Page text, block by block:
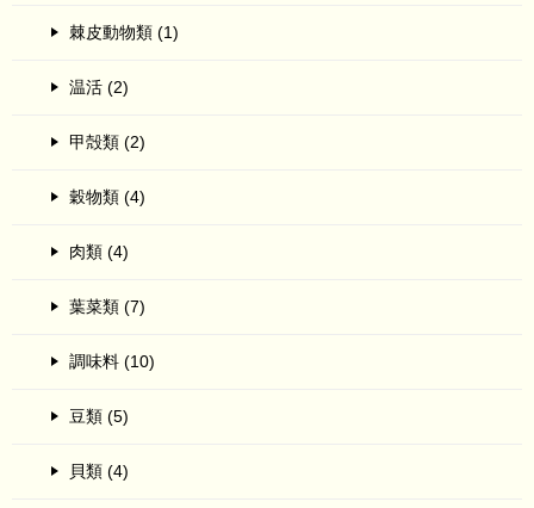
棘皮動物類 (1)
温活 (2)
甲殻類 (2)
穀物類 (4)
肉類 (4)
葉菜類 (7)
調味料 (10)
豆類 (5)
貝類 (4)